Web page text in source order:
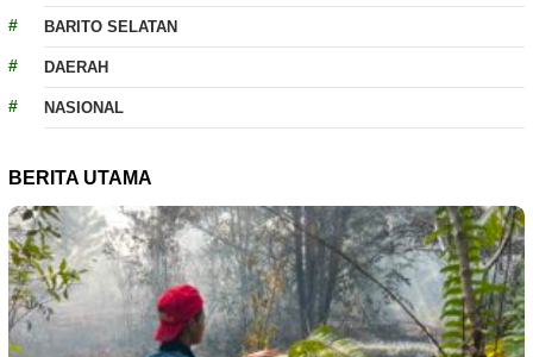
BARITO SELATAN
DAERAH
NASIONAL
BERITA UTAMA